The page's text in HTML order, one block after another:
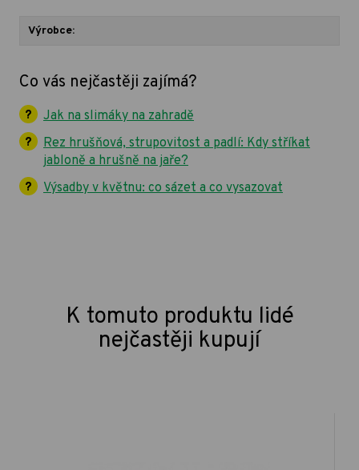
Výrobce:
Co vás nejčastěji zajímá?
Jak na slimáky na zahradě
Rez hrušňová, strupovitost a padlí: Kdy stříkat
jabloně a hrušně na jaře?
Výsadby v květnu: co sázet a co vysazovat
K tomuto produktu lidé
nejčastěji kupují